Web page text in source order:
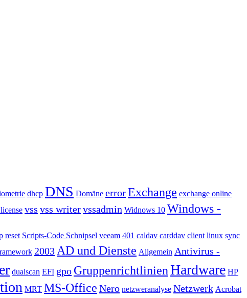
dhcp DNS Domäne errorExchange exchange online
vss vss writervssadmin Widnows 10 Windows -
reset Scripts-Code Schnipsel veeam 401 caldav carddav client linux sync
2003 AD und Dienste Allgemein Antivirus -
dualscan EFI gpo GruppenrichtlinienHardware HP
MRT MS-Office Nero netzweranalyse Netzwerk Acrobat